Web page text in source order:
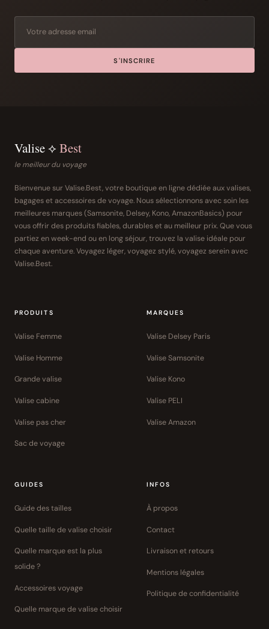
S'INSCRIRE
Valise ⟡ Best
le meilleur du voyage
Bienvenue sur Valise.Best, votre boutique en ligne dédiée aux valises,
bagages et accessoires de voyage. Nous sélectionnons avec soin les
meilleures marques (Samsonite, Delsey, Kono, AmazonBasics) pour
vous offrir des produits fiables, durables et au meilleur prix. Que vous
partiez en week-end ou en long séjour, trouvez la valise idéale pour
chaque aventure. Voyagez léger, voyagez stylé, voyagez serein avec
Valise.Best.
PRODUITS
Valise Femme
Valise Homme
Grande valise
Valise cabine
Valise pas cher
Sac de voyage
MARQUES
Valise Delsey Paris
Valise Samsonite
Valise Kono
Valise PELI
Valise Amazon
GUIDES
Guide des tailles
Quelle taille de valise choisir
Quelle marque est la plus
solide ?
Accessoires voyage
Quelle marque de valise choisir
INFOS
À propos
Contact
Livraison et retours
Mentions légales
Politique de confidentialité